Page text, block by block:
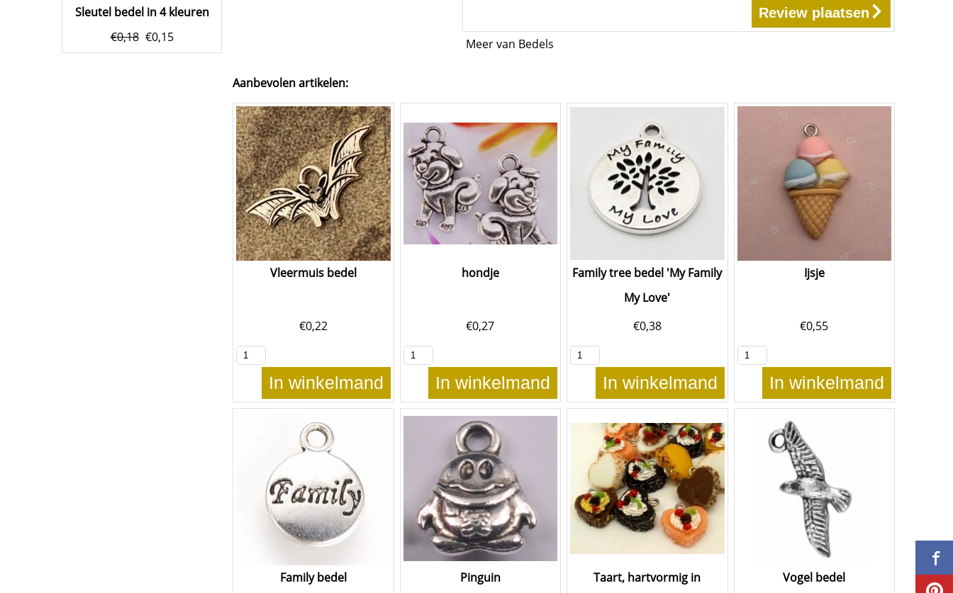
Sleutel bedel in 4 kleuren
€0,18 €0,15
Review plaatsen
Meer van Bedels
Aanbevolen artikelen:
Vleermuis bedel
€0,22
In winkelmand
hondje
€0,27
In winkelmand
Family tree bedel 'My Family
My Love'
€0,38
In winkelmand
Ijsje
€0,55
In winkelmand
Family bedel Pinguin
Taart, hartvormig in
Vogel bedel